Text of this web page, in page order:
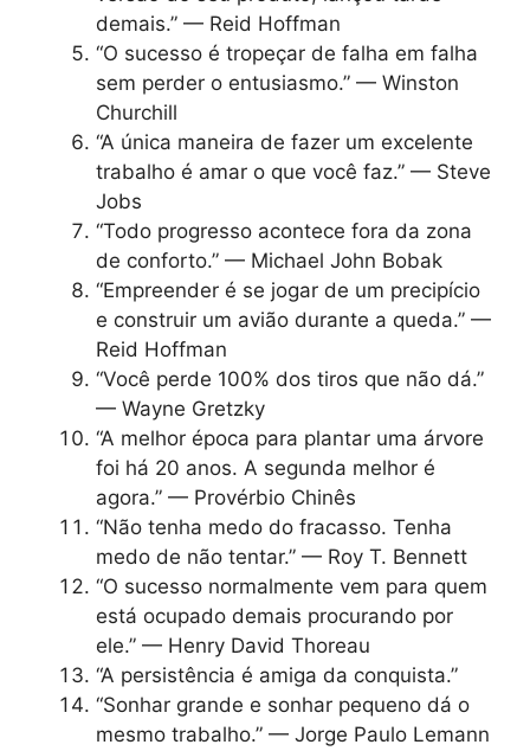
demais.” — Reid Hoffman
“O sucesso é tropeçar de falha em falha
sem perder o entusiasmo.” — Winston
Churchill
“A única maneira de fazer um excelente
trabalho é amar o que você faz.” — Steve
Jobs
“Todo progresso acontece fora da zona
de conforto.” — Michael John Bobak
“Empreender é se jogar de um precipício
e construir um avião durante a queda.” —
Reid Hoffman
“Você perde 100% dos tiros que não dá.”
— Wayne Gretzky
“A melhor época para plantar uma árvore
foi há 20 anos. A segunda melhor é
agora.” — Provérbio Chinês
“Não tenha medo do fracasso. Tenha
medo de não tentar.” — Roy T. Bennett
“O sucesso normalmente vem para quem
está ocupado demais procurando por
ele.” — Henry David Thoreau
“A persistência é amiga da conquista.”
“Sonhar grande e sonhar pequeno dá o
mesmo trabalho.” — Jorge Paulo Lemann